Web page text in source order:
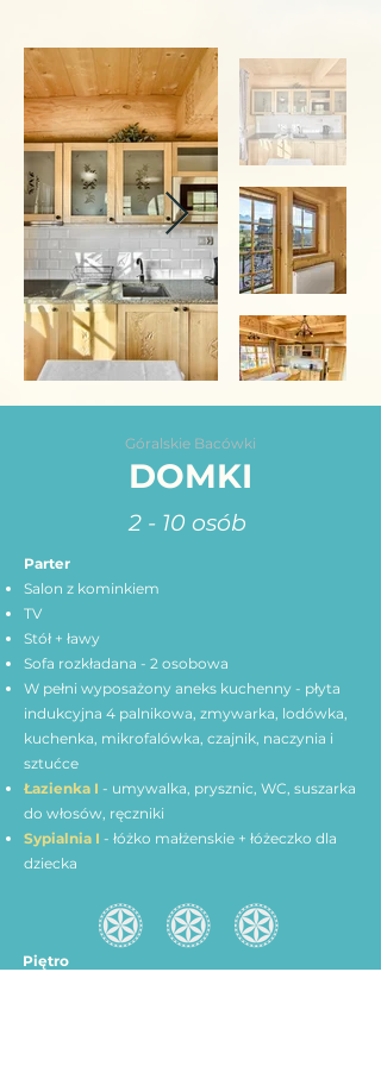
Góralskie Bacówki
DOMKI
2 - 10 osób
Parter
Salon z kominkiem
TV
Stół + ławy
Sofa rozkładana - 2 osobowa
W pełni wyposażony aneks kuchenny - płyta
indukcyjna 4 palnikowa, zmywarka, lodówka,
kuchenka, mikrofalówka, czajnik, naczynia i
sztućce
Łazienka I - umywalka, prysznic, WC, suszarka
do włosów, ręczniki
Sypialnia I - łóżko małżenskie + łóżeczko dla
dziecka
Piętro